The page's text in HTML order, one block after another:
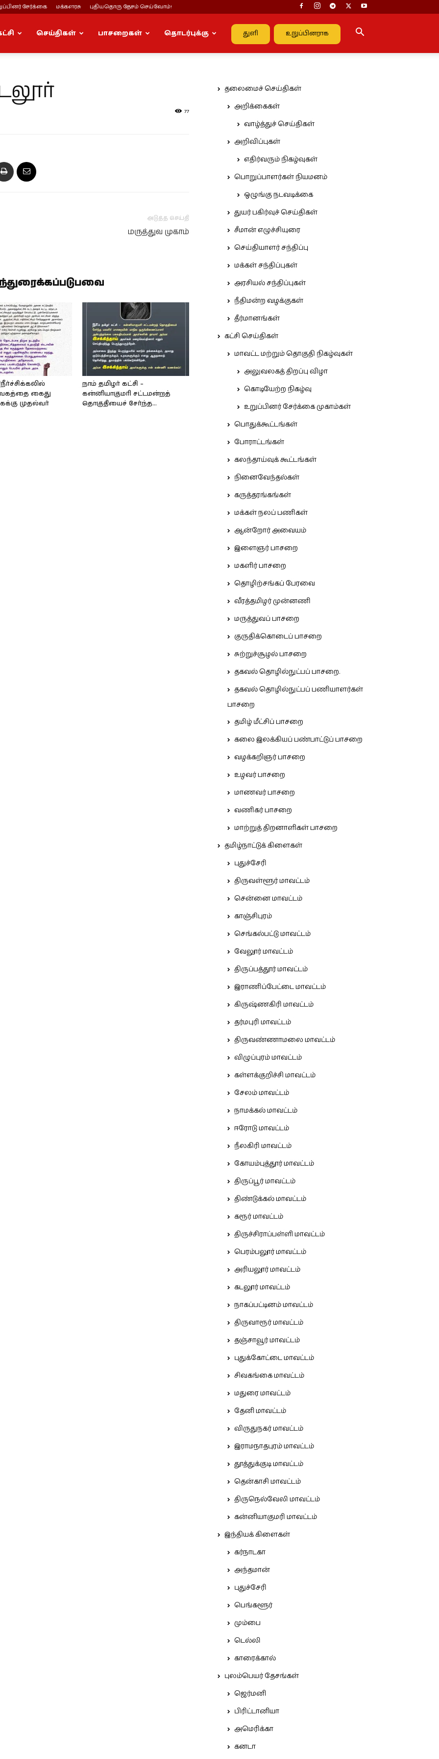
சேர்க்கை மக்களரசு புதியதொரு தேசம் செய்வோம்!
துளி உறுப்பினராக
செய்திகள் பாசறைகள் தொடர்புக்கு
77
அடுத்த செய்தி
மருத்துவ முகாம்
கைது
முதல்வர்
நாம் தமிழர் கட்சி –
கன்னியாகுமரி சட்டமன்றத்
தொகுதியைச் சேர்ந்த…
தலைமைச் செய்திகள்
அறிக்கைகள்
வாழ்த்துச் செய்திகள்
அறிவிப்புகள்
எதிர்வரும் நிகழ்வுகள்
பொறுப்பாளர்கள் நியமனம்
ஒழுங்கு நடவடிக்கை
துயர் பகிர்வுச் செய்திகள்
சீமான் எழுச்சியுரை
செய்தியாளர் சந்திப்பு
மக்கள் சந்திப்புகள்
அரசியல் சந்திப்புகள்
நீதிமன்ற வழக்குகள்
தீர்மானங்கள்
கட்சி செய்திகள்
மாவட்ட மற்றும் தொகுதி நிகழ்வுகள்
அலுவலகத் திறப்பு விழா
கொடியேற்ற நிகழ்வு
உறுப்பினர் சேர்க்கை முகாம்கள்
பொதுக்கூட்டங்கள்
போராட்டங்கள்
கலந்தாய்வுக் கூட்டங்கள்
நினைவேந்தல்கள்
கருத்தரங்கங்கள்
மக்கள் நலப் பணிகள்
ஆன்றோர் அவையம்
இளைஞர் பாசறை
மகளிர் பாசறை
தொழிற்சங்கப் பேரவை
வீரத்தமிழர் முன்னணி
மருத்துவப் பாசறை
குருதிக்கொடைப் பாசறை
சுற்றுச்சூழல் பாசறை
தகவல் தொழில்நுட்பப் பாசறை.
தகவல் தொழில்நுட்பப் பணியாளர்கள்
பாசறை
தமிழ் மீட்சிப் பாசறை
கலை இலக்கியப் பண்பாட்டுப் பாசறை
வழக்கறிஞர் பாசறை
உழவர் பாசறை
மாணவர் பாசறை
வணிகர் பாசறை
மாற்றுத் திறனாளிகள் பாசறை
தமிழ்நாட்டுக் கிளைகள்
புதுச்சேரி
திருவள்ளூர் மாவட்டம்
சென்னை மாவட்டம்
காஞ்சிபுரம்
செங்கல்பட்டு மாவட்டம்
வேலூர் மாவட்டம்
திருப்பத்தூர் மாவட்டம்
இராணிப்பேட்டை மாவட்டம்
கிருஷ்ணகிரி மாவட்டம்
தர்மபுரி மாவட்டம்
திருவண்ணாமலை மாவட்டம்
விழுப்புரம் மாவட்டம்
கள்ளக்குறிச்சி மாவட்டம்
சேலம் மாவட்டம்
நாமக்கல் மாவட்டம்
ஈரோடு மாவட்டம்
நீலகிரி மாவட்டம்
கோயம்புத்தூர் மாவட்டம்
திருப்பூர் மாவட்டம்
திண்டுக்கல் மாவட்டம்
கரூர் மாவட்டம்
திருச்சிராப்பள்ளி மாவட்டம்
பெரம்பலூர் மாவட்டம்
அரியலூர் மாவட்டம்
கடலூர் மாவட்டம்
நாகப்பட்டினம் மாவட்டம்
திருவாரூர் மாவட்டம்
தஞ்சாவூர் மாவட்டம்
புதுக்கோட்டை மாவட்டம்
சிவகங்கை மாவட்டம்
மதுரை மாவட்டம்
தேனி மாவட்டம்
விருதுநகர் மாவட்டம்
இராமநாதபுரம் மாவட்டம்
தூத்துக்குடி மாவட்டம்
தென்காசி மாவட்டம்
திருநெல்வேலி மாவட்டம்
கன்னியாகுமரி மாவட்டம்
இந்தியக் கிளைகள்
கர்நாடகா
அந்தமான்
புதுச்சேரி
பெங்களூர்
மும்பை
டெல்லி
காரைக்கால்
புலம்பெயர் தேசங்கள்
ஜெர்மனி
பிரிட்டானியா
அமெரிக்கா
கனடா